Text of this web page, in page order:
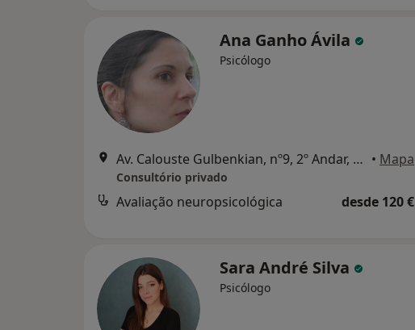
Ana Ganho Ávila
Psicólogo
Av. Calouste Gulbenkian, nº9, 2º Andar, sala 2, Coimbra • Mapa
Consultório privado
Avaliação neuropsicológica desde 120 €
Sara André Silva
Psicólogo